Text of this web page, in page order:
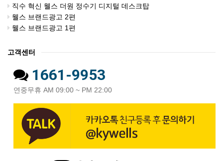
직수 혁신 웰스 더원 정수기 디지털 데스크탑
웰스 브랜드광고 2편
웰스 브랜드광고 1편
고객센터
1661-9953
연중무휴 AM 09:00 ~ PM 22:00